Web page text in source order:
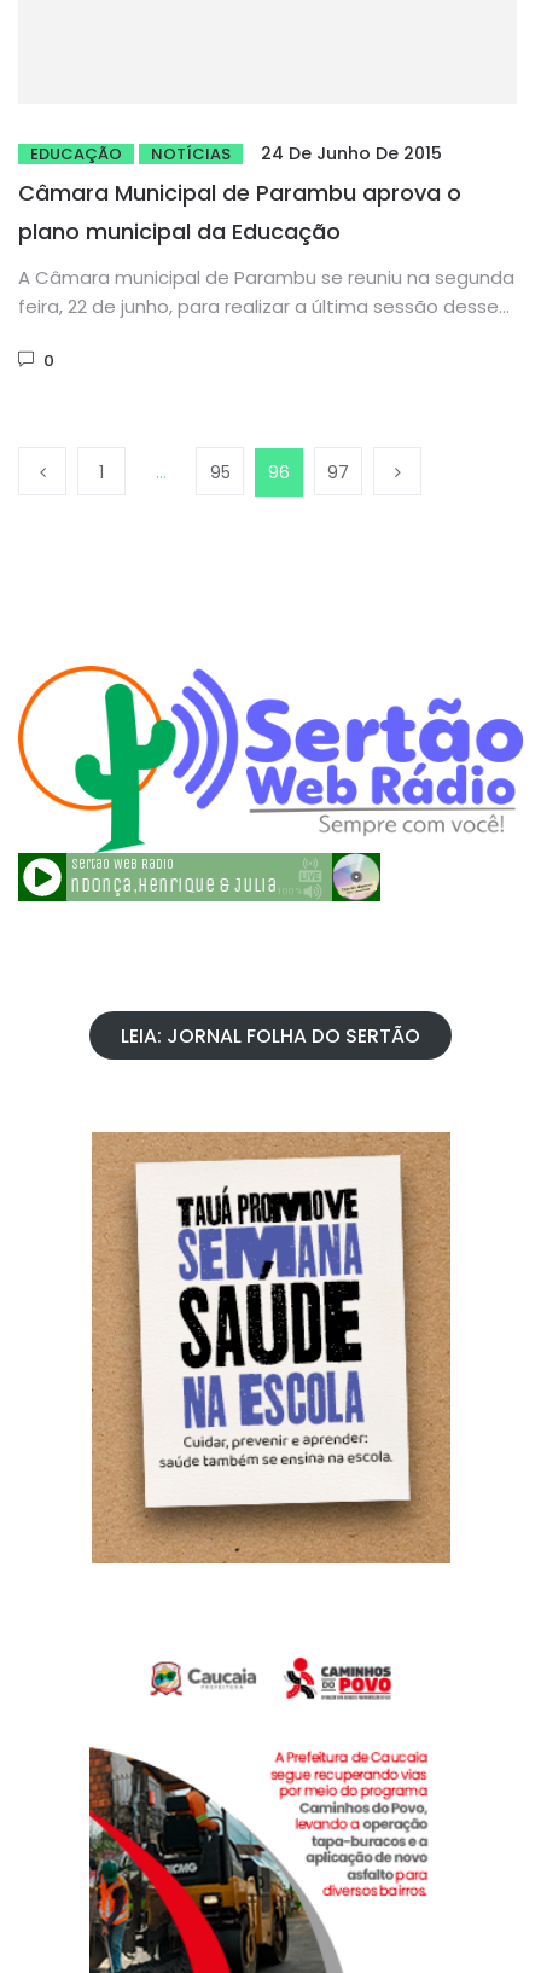
EDUCAÇÃO NOTÍCIAS 24 De Junho De 2015
Câmara Municipal de Parambu aprova o
plano municipal da Educação
A Câmara municipal de Parambu se reuniu na segunda
feira, 22 de junho, para realizar a última sessão desse...
0
1 … 95 96 97
LEIA: JORNAL FOLHA DO SERTÃO